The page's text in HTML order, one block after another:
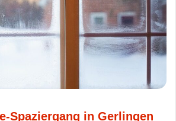
Spaziergang in Gerlingen